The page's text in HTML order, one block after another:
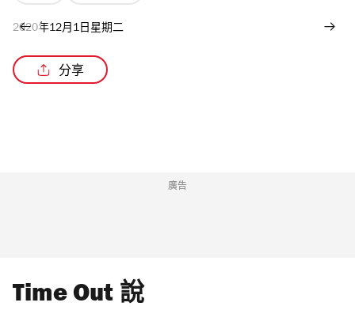
2020年12月1日星期二
分享
廣告
Time Out 說